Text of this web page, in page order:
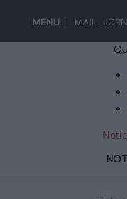
MENU MAIL